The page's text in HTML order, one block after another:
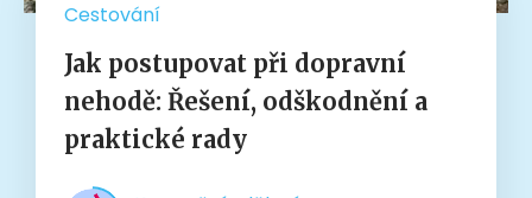
Cestování
Jak postupovat při dopravní
nehodě: Řešení, odškodnění a
praktické rady